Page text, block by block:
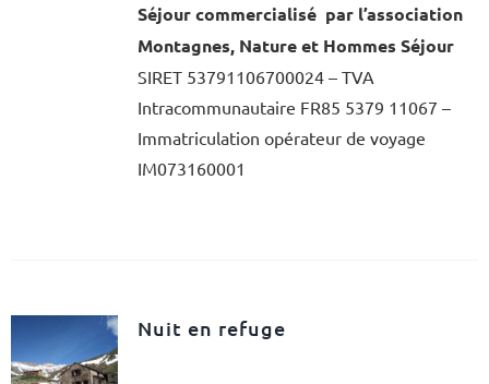
Séjour commercialisé par l’association
Montagnes, Nature et Hommes Séjour
SIRET 53791106700024 – TVA
Intracommunautaire FR85 5379 11067 –
Immatriculation opérateur de voyage
IM073160001
Nuit en refuge